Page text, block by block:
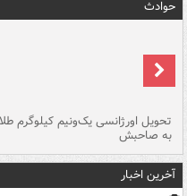
حوادث
تحویل اورژانسی یک‌ونیم کیلوگرم طلا
به صاحبش
آخرین اخبار